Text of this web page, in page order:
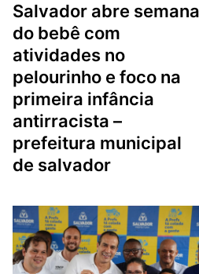
salvador abre semana
do bebê com
atividades no
pelourinho e foco na
primeira infância
antirracista –
prefeitura municipal
de salvador